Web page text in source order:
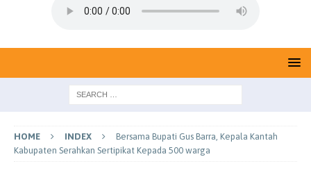
HOME INDEX
Bersama Bupati Gus Barra, Kepala Kantah
Kabupaten Serahkan Sertipikat Kepada 500 warga